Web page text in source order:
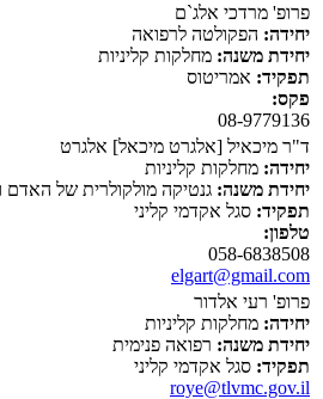
פרופ' מרדכי אלג`ם
יחידה: הפקולטה לרפואה
יחידת משנה: מחלקות קליניות
תפקיד: אמריטוס
פקס:
08-9779136
ד"ר מיכאיל [אלגרט מיכאל] אלגרט
יחידה: מחלקות קליניות
יחידת משנה: גנטיקה מולקולרית של האדם
תפקיד: סגל אקדמי קליני
טלפון:
058-6838508
elgart@gmail.com
פרופ' רעי אלדור
יחידה: מחלקות קליניות
יחידת משנה: רפואה פנימית
תפקיד: סגל אקדמי קליני
roye@tlvmc.gov.il